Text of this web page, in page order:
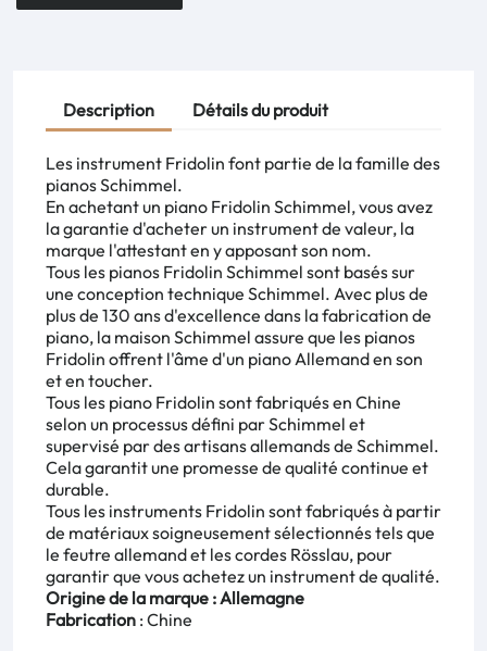
Description Détails du produit
Les instrument Fridolin font partie de la famille des
pianos Schimmel.
En achetant un piano Fridolin Schimmel, vous avez
la garantie d'acheter un instrument de valeur, la
marque l'attestant en y apposant son nom.
Tous les pianos Fridolin Schimmel sont basés sur
une conception technique Schimmel. Avec plus de
plus de 130 ans d'excellence dans la fabrication de
piano, la maison Schimmel assure que les pianos
Fridolin offrent l'âme d'un piano Allemand en son
et en toucher.
Tous les piano Fridolin sont fabriqués en Chine
selon un processus défini par Schimmel et
supervisé par des artisans allemands de Schimmel.
Cela garantit une promesse de qualité continue et
durable.
Tous les instruments Fridolin sont fabriqués à partir
de matériaux soigneusement sélectionnés tels que
le feutre allemand et les cordes Rösslau, pour
garantir que vous achetez un instrument de qualité.
Origine de la marque : Allemagne
Fabrication : Chine